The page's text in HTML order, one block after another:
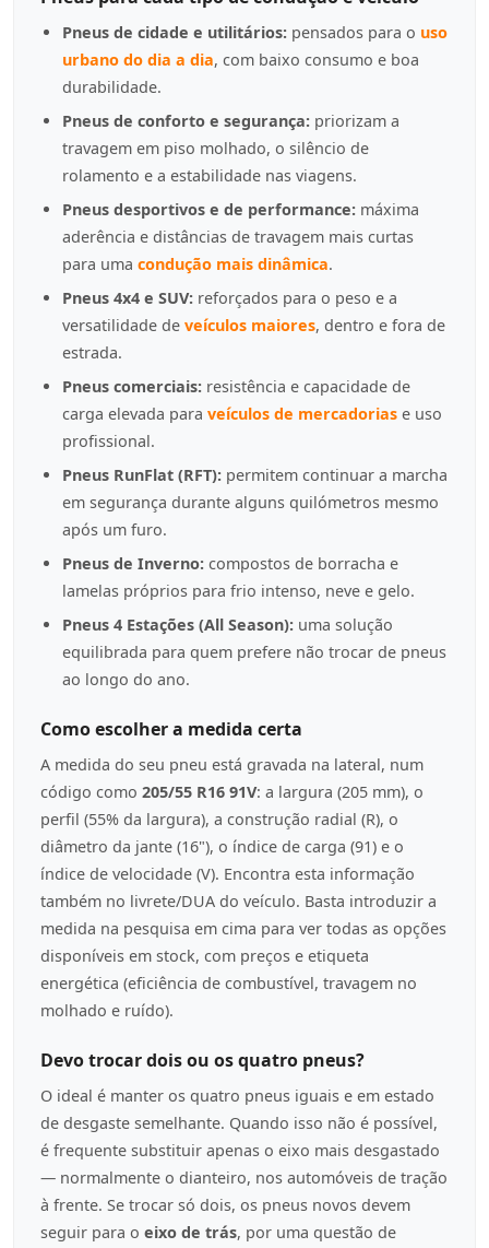
Pneus de cidade e utilitários: pensados para o uso
urbano do dia a dia, com baixo consumo e boa
durabilidade.
Pneus de conforto e segurança: priorizam a
travagem em piso molhado, o silêncio de
rolamento e a estabilidade nas viagens.
Pneus desportivos e de performance: máxima
aderência e distâncias de travagem mais curtas
para uma condução mais dinâmica.
Pneus 4x4 e SUV: reforçados para o peso e a
versatilidade de veículos maiores, dentro e fora de
estrada.
Pneus comerciais: resistência e capacidade de
carga elevada para veículos de mercadorias e uso
profissional.
Pneus RunFlat (RFT): permitem continuar a marcha
em segurança durante alguns quilómetros mesmo
após um furo.
Pneus de Inverno: compostos de borracha e
lamelas próprios para frio intenso, neve e gelo.
Pneus 4 Estações (All Season): uma solução
equilibrada para quem prefere não trocar de pneus
ao longo do ano.
Como escolher a medida certa
A medida do seu pneu está gravada na lateral, num
código como 205/55 R16 91V: a largura (205 mm), o
perfil (55% da largura), a construção radial (R), o
diâmetro da jante (16"), o índice de carga (91) e o
índice de velocidade (V). Encontra esta informação
também no livrete/DUA do veículo. Basta introduzir a
medida na pesquisa em cima para ver todas as opções
disponíveis em stock, com preços e etiqueta
energética (eficiência de combustível, travagem no
molhado e ruído).
Devo trocar dois ou os quatro pneus?
O ideal é manter os quatro pneus iguais e em estado
de desgaste semelhante. Quando isso não é possível,
é frequente substituir apenas o eixo mais desgastado
— normalmente o dianteiro, nos automóveis de tração
à frente. Se trocar só dois, os pneus novos devem
seguir para o eixo de trás, por uma questão de